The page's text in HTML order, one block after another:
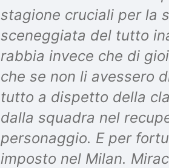
stagione cruciali per la
sceneggiata del tutto
rabbia invece che di
che se non li avessero
tutto a dispetto della
dalla squadra nel
personaggio. E per
imposto nel Milan.